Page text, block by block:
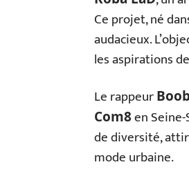
Ce projet, né
audacieux.
les aspirations
Le rappeur
Com8en
de diversité,
mode urbaine.